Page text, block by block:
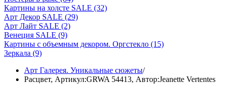
Картины на холсте SALE (32)
Арт Декор SALE (29)
Арт Лайт SALE (2)
Венеция SALE (9)
Картины с объемным декором. Оргстекло (15)
Зеркала (9)
Арт Галерея. Уникальные сюжеты/
Расцвет, Артикул:GRWA 54413, Автор:Jeanette Vertentes